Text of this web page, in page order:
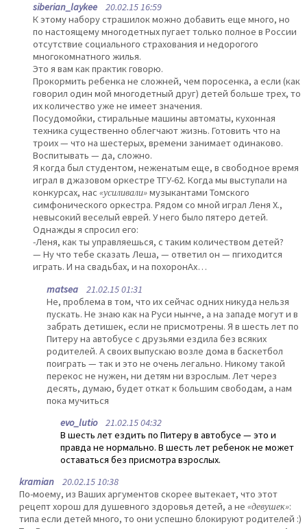
siberian_laykee 20.02.15 16:59
К этому набору страшилок можно добавить еще много, но
по настоящему многодетных пугает только полное в России
отсутствие социального страхования и недорогого
многокомнатного жилья.
Это я вам как практик говорю.
Прокормить ребенка не сложней, чем поросенка, а если (как
говорил один мой многодетный друг) детей больше трех, то
их количество уже не имеет значения.
Посудомойки, стиральные машины автоматы, кухонная
техника существенно облегчают жизнь. Готовить что на
троих — что на шестерых, времени занимает одинаково.
Воспитывать — да, сложно.
Я когда был студентом, неженатым еще, в свободное время
играл в джазовом оркестре ТГУ-62. Когда мы выступали на
конкурсах, нас «усиливали»музыкантами Томского
симфонического оркестра. Рядом со мной играл Леня Х.,
невысокий веселый еврей. У него было пятеро детей.
Однажды я спросил его:
-Леня, как ты управляешься, с таким количеством детей?
— Ну что тебе сказать Леша, — ответил он — пгиходится
играть. И на свадьбах, и на похоронАх…
matsea 21.02.15 01:31
Не, проблема в том, что их сейчас одних никуда нельзя
пускать. Не знаю как на Руси нынче, а на западе могут и в
забрать детишек, если не присмотрены. Я в шесть лет по
Питеру на автобусе с друзьями ездила без всяких
родителей. А своих выпускаю возле дома в баскетбол
поиграть — так и это не очень легально. Никому такой
перекос не нужен, ни детям ни взрослым. Лет через
десять, думаю, будет откат к большим свободам, а нам
пока мучиться
evo_lutio21.02.15 04:32
В шесть лет ездить по Питеру в автобусе — это и
правда не нормально. В шесть лет ребенок не может
оставаться без присмотра взрослых.
kramian 20.02.15 10:38
По-моему, из Ваших аргументов скорее вытекает, что этот
рецепт хорош для душевного здоровья детей, а не «девушек»:
типа если детей много, то они успешно блокируют родителей :)